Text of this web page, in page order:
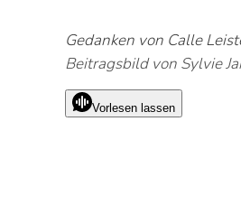
Gedanken von Calle
Beitragsbild von Sylvie
Vorlesen lassen